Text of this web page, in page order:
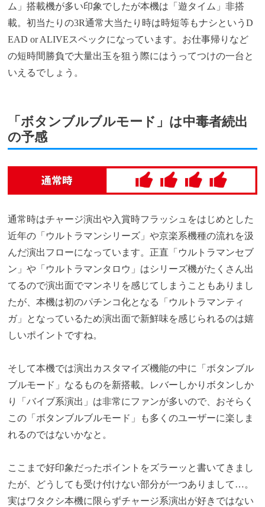
ム」搭載機が多い印象でしたが本機は「遊タイム」非搭
載。初当たりの3R通常大当たり時は時短等もナシというD
EAD or ALIVEスペックになっています。お仕事帰りなど
の短時間勝負で大量出玉を狙う際にはうってつけの一台と
いえるでしょう。
「ボタンブルブルモード」は中毒者続出
の予感
通常時はチャージ演出や入賞時フラッシュをはじめとした
近年の「ウルトラマンシリーズ」や京楽系機種の流れを汲
んだ演出フローになっています。正直「ウルトラマンセブ
ン」や「ウルトラマンタロウ」はシリーズ機がたくさん出
てるので演出面でマンネリを感じてしまうこともありまし
たが、本機は初のパチンコ化となる「ウルトラマンティ
ガ」となっているため演出面で新鮮味を感じられるのは嬉
しいポイントですね。
そして本機では演出カスタマイズ機能の中に「ボタンブル
ブルモード」なるものを新搭載。レバーしかりボタンしか
り「バイブ系演出」は非常にファンが多いので、おそらく
この「ボタンブルブルモード」も多くのユーザーに楽しま
れるのではないかなと。
ここまで好印象だったポイントをズラーッと書いてきまし
たが、どうしても受け付けない部分が一つありまして…。
実はワタクシ本機に限らずチャージ系演出が好きではない